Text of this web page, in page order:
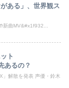
私「その格好で出るの…？」新郎いとこ姉妹「何か問題ある？」→結婚式当日に感じた違和感が最後まで消えなくて…
ある」、世界観ス
新曲MV&#x1f932...
ト
あるの？
」解散を発表 声優・鈴木